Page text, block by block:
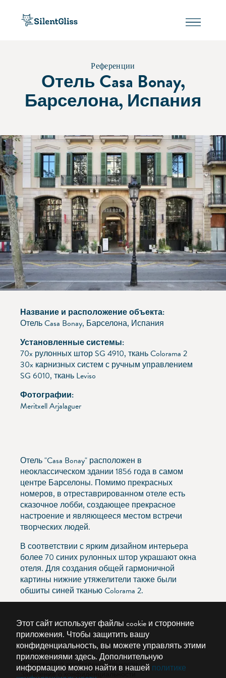
Референции
Отель Casa Bonay,
Барселона, Испания
Название и расположение объекта:
Отель Casa Bonay, Барселона, Испания
Установленные системы:
70x рулонных штор SG 4910, ткань Colorama 2
30x карнизных систем с ручным управлением
SG 6010, ткань Leviso
Фотографии:
Meritxell Arjalaguer
Отель "Casa Bonay" расположен в
неоклассическом здании 1856 года в самом
центре Барселоны. Помимо прекрасных
номеров, в отреставрированном отеле есть
сказочное лобби, создающее прекрасное
настроение и являющееся местом встречи
творческих людей.
В соответствии с ярким дизайном интерьера
более 70 синих рулонных штор украшают окна
отеля. Для создания общей гармоничной
картины нижние утяжелители также были
обшиты синей тканью Colorama 2.
© 2026 Silent Gliss
Положение о конфиденциальности
Заявление о конфиденциальности
Этот сайт использует файлы cookie и сторонние
приложения. Чтобы защитить вашу
конфиденциальность, вы можете управлять этими
приложениями здесь. Дополнительную
информацию можно найти в нашей политике